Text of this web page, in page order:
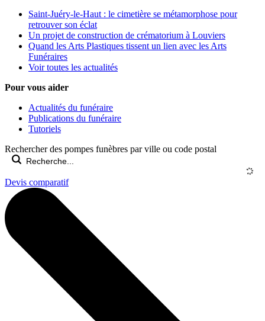
Saint-Juéry-le-Haut : le cimetière se métamorphose pour
retrouver son éclat
Un projet de construction de crématorium à Louviers
Quand les Arts Plastiques tissent un lien avec les Arts
Funéraires
Voir toutes les actualités
Pour vous aider
Actualités du funéraire
Publications du funéraire
Tutoriels
Rechercher des pompes funèbres par ville ou code postal
Devis comparatif